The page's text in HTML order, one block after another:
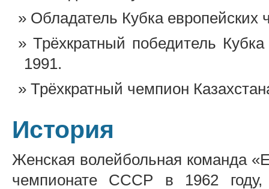
Обладатель Кубка европейских
Трёхкратный победитель
1991.
Трёхкратный чемпион
История
Женская волейбольная команда
чемпионате СССР в 1962